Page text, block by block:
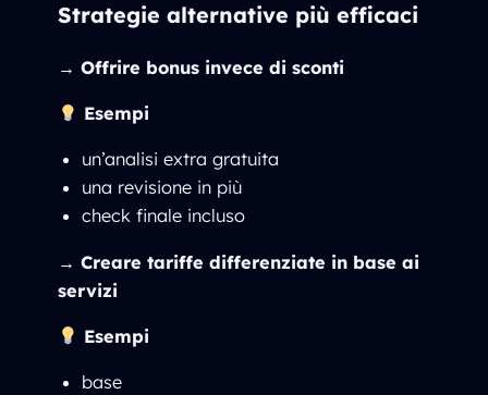
Strategie alternative più efficaci
→ Offrire bonus invece di sconti
Esempi
un’analisi extra gratuita
una revisione in più
check finale incluso
→ Creare tariffe differenziate in base ai
servizi
Esempi
base